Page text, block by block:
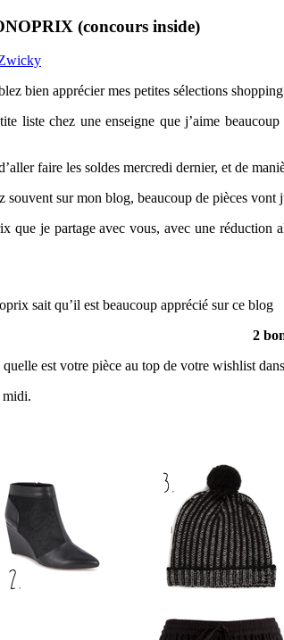
(concours inside)
bien apprécier mes petites sélections
liste chez une enseigne que j’aime
faire les soldes mercredi dernier, et de
sur mon blog, beaucoup de pièces vont
que je partage avec vous, avec une réduction
sait qu’il est beaucoup apprécié sur ce blog
2
est votre pièce au top de votre wishlist
midi.